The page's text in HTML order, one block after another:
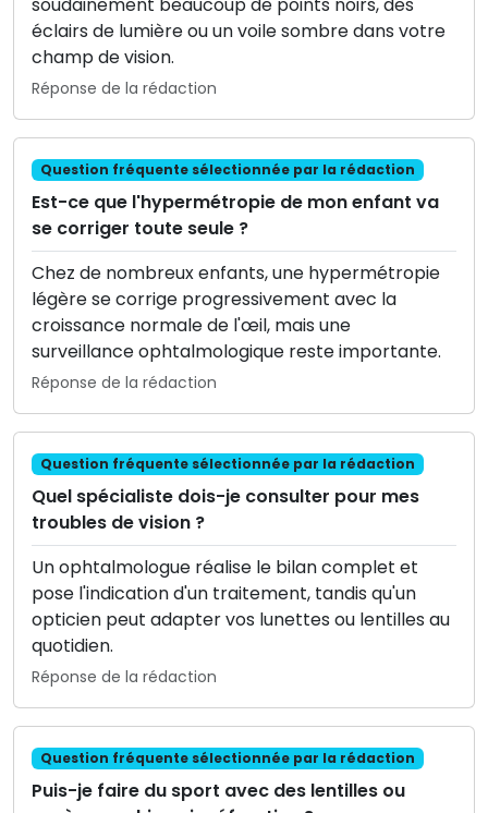
éclairs de lumière ou un voile sombre dans votre
champ de vision.
Réponse de la rédaction
Question fréquente sélectionnée par la rédaction
Est-ce que l'hypermétropie de mon enfant va
se corriger toute seule ?
Chez de nombreux enfants, une hypermétropie
légère se corrige progressivement avec la
croissance normale de l'œil, mais une
surveillance ophtalmologique reste importante.
Réponse de la rédaction
Question fréquente sélectionnée par la rédaction
Quel spécialiste dois-je consulter pour mes
troubles de vision ?
Un ophtalmologue réalise le bilan complet et
pose l'indication d'un traitement, tandis qu'un
opticien peut adapter vos lunettes ou lentilles au
quotidien.
Réponse de la rédaction
Question fréquente sélectionnée par la rédaction
Puis-je faire du sport avec des lentilles ou